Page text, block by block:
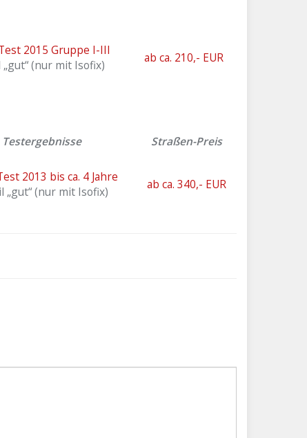
2015 Gruppe I-III
(nur mit Isofix)
ab ca. 210,- EUR
Testergebnisse Straßen-Preis
2013 bis ca. 4 Jahre
„gut“ (nur mit Isofix)
ab ca. 340,- EUR